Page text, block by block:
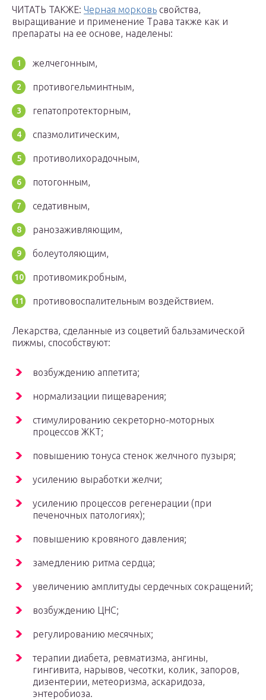
ЧИТАТЬ ТАКЖЕ: Черная морковь свойства,
выращивание и применение Трава также как и
препараты на ее основе, наделены:
желчегонным,
противогельминтным,
гепатопротекторным,
спазмолитическим,
противолихорадочным,
потогонным,
седативным,
ранозаживляющим,
болеутоляющим,
противомикробным,
противовоспалительным воздействием.
Лекарства, сделанные из соцветий бальзамической
пижмы, способствуют:
возбуждению аппетита;
нормализации пищеварения;
стимулированию секреторно-моторных
процессов ЖКТ;
повышению тонуса стенок желчного пузыря;
усилению выработки желчи;
усилению процессов регенерации (при
печеночных патологиях);
повышению кровяного давления;
замедлению ритма сердца;
увеличению амплитуды сердечных сокращений;
возбуждению ЦНС;
регулированию месячных;
терапии диабета, ревматизма, ангины,
гингивита, нарывов, чесотки, колик, запоров,
дизентерии, метеоризма, аскаридоза,
энтеробиоза.